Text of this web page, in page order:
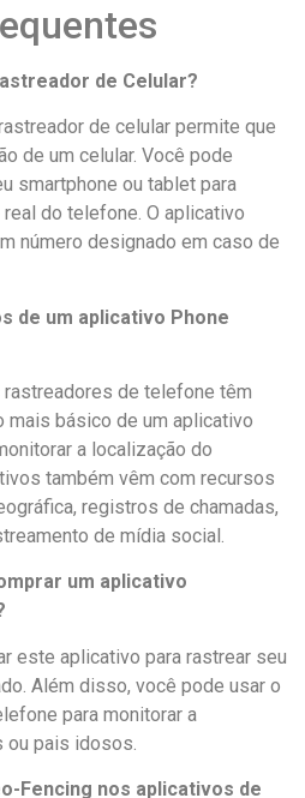
de Celular?
de celular permite que
de um celular. Você pode
smartphone ou tablet para
do telefone. O aplicativo
número designado em caso de
de um aplicativo Phone
de telefone têm
mais básico de um aplicativo
a localização do
também vêm com recursos
registros de chamadas,
de mídia social.
um aplicativo
este aplicativo para rastrear seu
Além disso, você pode usar o
para monitorar a
pais idosos.
Fencing nos aplicativos de